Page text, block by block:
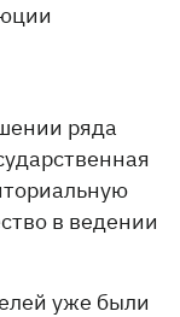
ряда
в ведении
уже были